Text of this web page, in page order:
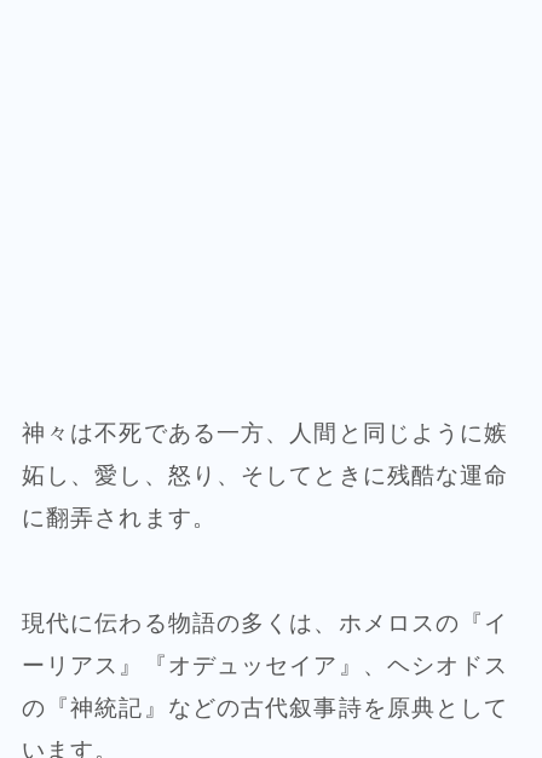
神々は不死である一方、人間と同じように嫉
妬し、愛し、怒り、そしてときに残酷な運命
に翻弄されます。
現代に伝わる物語の多くは、ホメロスの『イ
ーリアス』『オデュッセイア』、ヘシオドス
の『神統記』などの古代叙事詩を原典として
います。